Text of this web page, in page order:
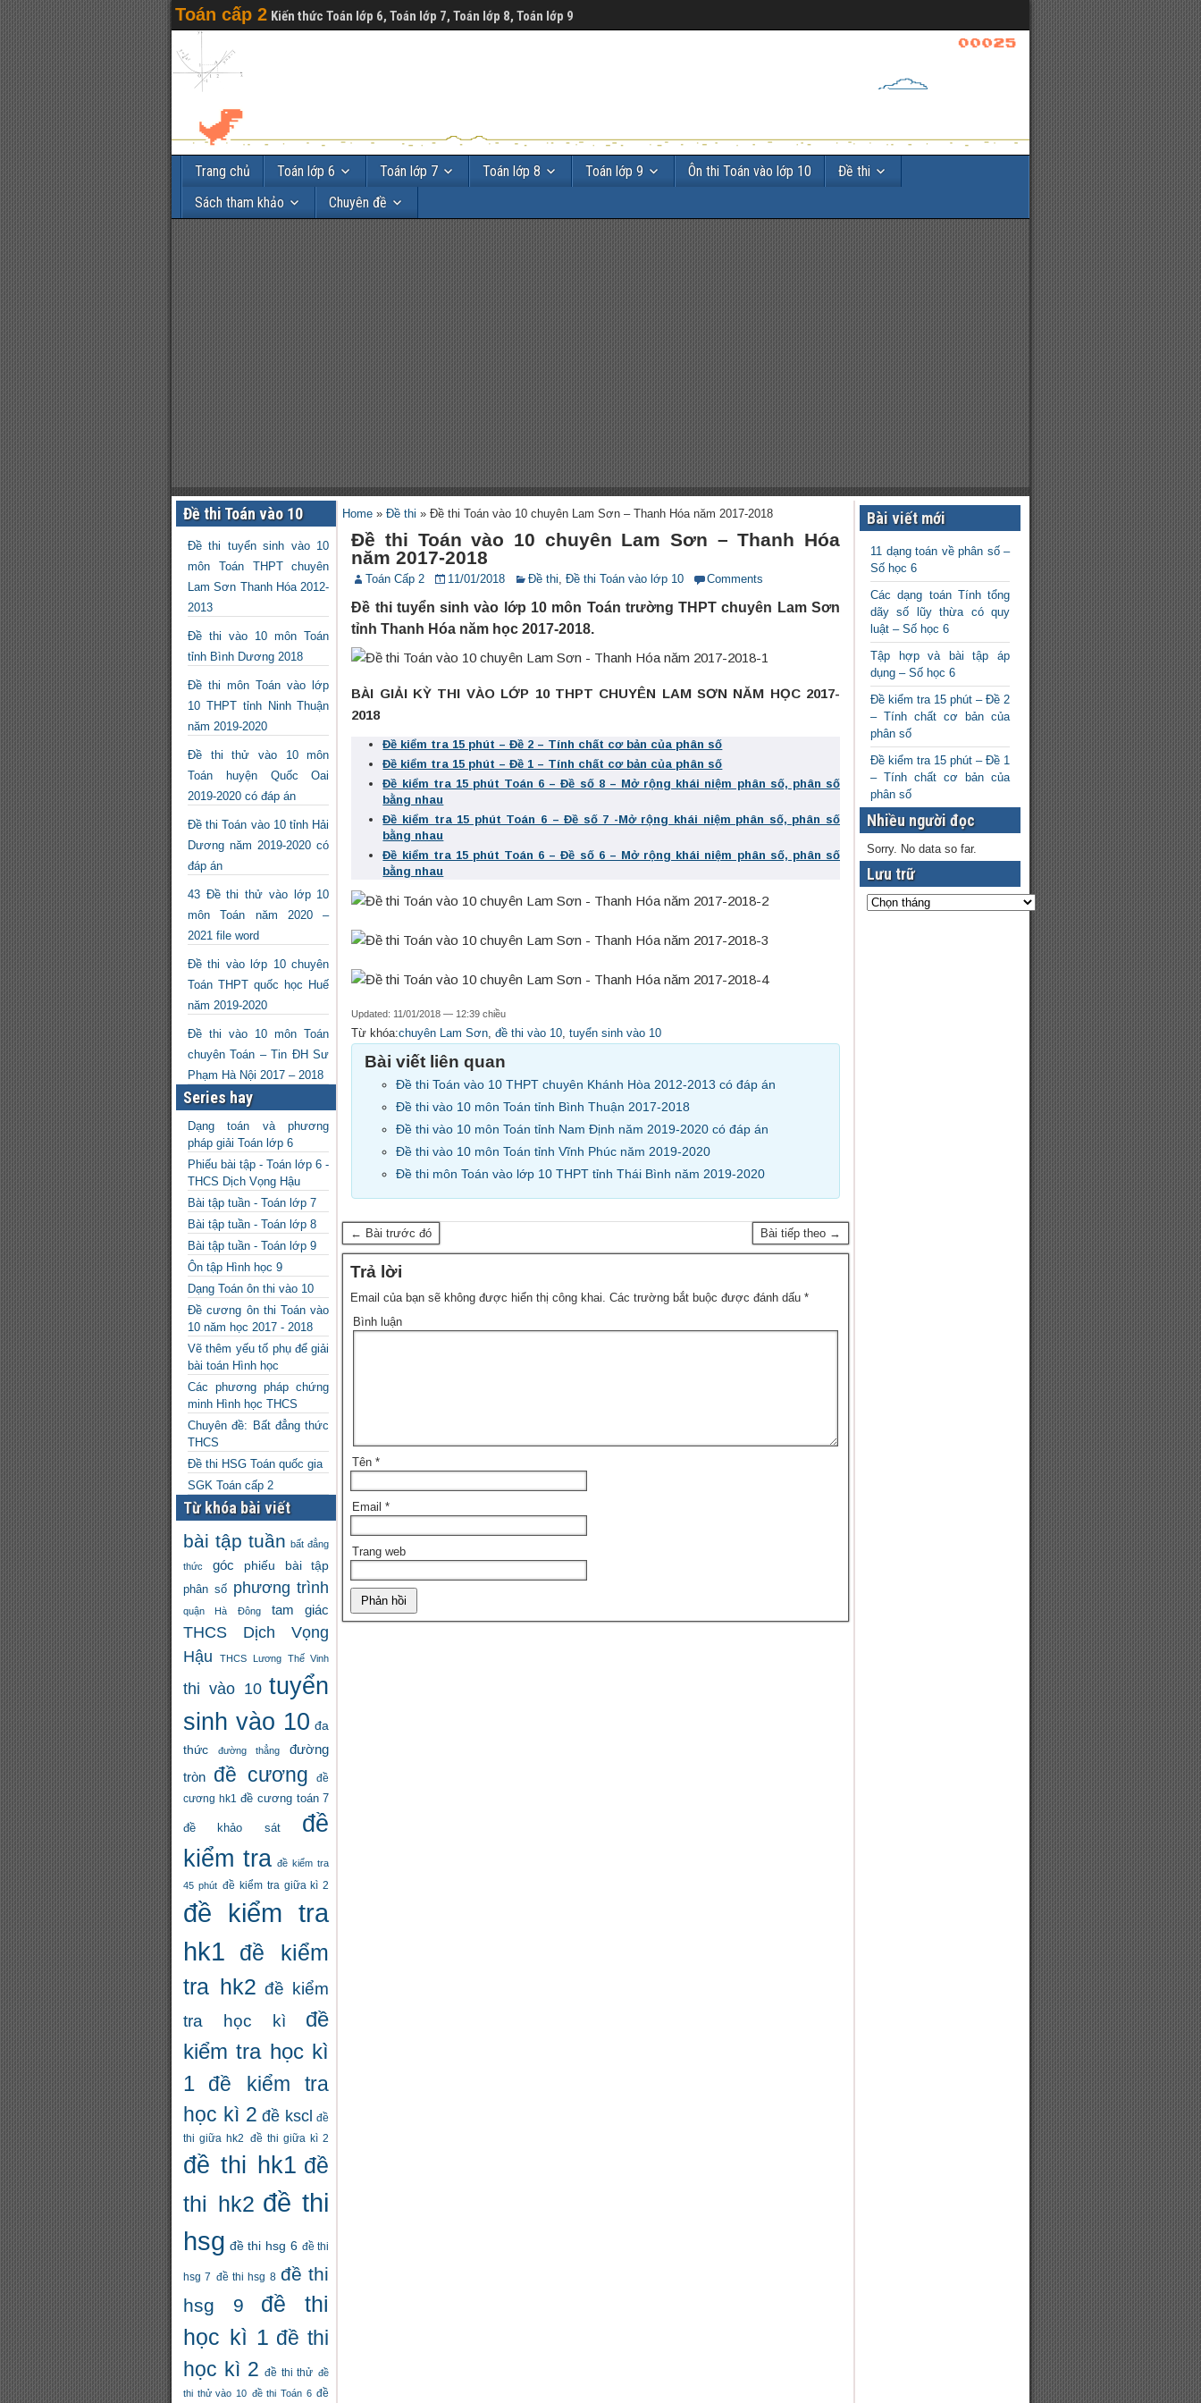
Toán cấp 2 Kiến thức Toán lớp 6, Toán lớp 7, Toán lớp 8, Toán lớp 9
Trang chủ Toán lớp 6 Toán lớp 7 Toán lớp 8 Toán lớp 9 Ôn thi Toán vào lớp 10
Đề thi
Sách tham khảo
Chuyên đề
Đề thi Toán vào 10
Đề thi tuyển sinh vào 10
môn Toán THPT chuyên
Lam Sơn Thanh Hóa 2012-
2013
Đề thi vào 10 môn Toán
tỉnh Bình Dương 2018
Đề thi môn Toán vào lớp
10 THPT tỉnh Ninh Thuận
năm 2019-2020
Đề thi thử vào 10 môn
Toán huyện Quốc Oai
2019-2020 có đáp án
Đề thi Toán vào 10 tỉnh Hải
Dương năm 2019-2020 có
đáp án
43 Đề thi thử vào lớp 10
môn Toán năm 2020 –
2021 file word
Đề thi vào lớp 10 chuyên
Toán THPT quốc học Huế
năm 2019-2020
Đề thi vào 10 môn Toán
chuyên Toán – Tin ĐH Sư
Phạm Hà Nội 2017 – 2018
Series hay
Dạng toán và phương
pháp giải Toán lớp 6
Phiếu bài tập - Toán lớp 6 -
THCS Dịch Vọng Hậu
Bài tập tuần - Toán lớp 7
Bài tập tuần - Toán lớp 8
Bài tập tuần - Toán lớp 9
Ôn tập Hình học 9
Dạng Toán ôn thi vào 10
Đề cương ôn thi Toán vào
10 năm học 2017 - 2018
Vẽ thêm yếu tố phụ để giải
bài toán Hình học
Các phương pháp chứng
minh Hình học THCS
Chuyên đề: Bất đẳng thức
THCS
Đề thi HSG Toán quốc gia
SGK Toán cấp 2
Từ khóa bài viết
bài tập tuần bất đẳng
thức góc phiếu bài tập
phân số phương trình
quận Hà Đông tam giác
THCS Dịch Vọng
Hậu
THCS Lương Thế Vinh
thi vào 10 tuyển
sinh vào 10 đa
thức
đường thẳng
đường
tròn đề cương
đề
cương hk1
đề cương toán 7
đề khảo sát
đề
kiểm tra đề kiểm tra
45 phút đề kiểm tra giữa kì 2
đề kiểm tra
hk1
đề kiểm
tra hk2 đề kiểm
tra học kì
đề
kiểm tra học kì
1
đề kiểm tra
học kì 2 đề kscl đề
thi giữa hk2 đề thi giữa kì 2
đề thi hk1 đề
thi hk2 đề thi
hsg đề thi hsg 6 đề thi
hsg 7 đề thi hsg 8 đề thi
hsg 9
đề thi
học kì 1 đề thi
học kì 2 đề thi thử đề
thi thử vào 10 đề thi Toán 6 đề
Home »Đề thi »Đề thi Toán vào 10 chuyên Lam Sơn – Thanh Hóa năm 2017-2018
Đề thi Toán vào 10 chuyên Lam Sơn – Thanh Hóa
năm 2017-2018
Toán Cấp 2 11/01/2018 Đề thi,Đề thi Toán vào lớp 10 Comments
Đề thi tuyển sinh vào lớp 10 môn Toán trường THPT chuyên Lam Sơn
tỉnh Thanh Hóa năm học 2017-2018.
BÀI GIẢI KỲ THI VÀO LỚP 10 THPT CHUYÊN LAM SƠN NĂM HỌC 2017-
2018
Đề kiểm tra 15 phút – Đề 2 – Tính chất cơ bản của phân số
Đề kiểm tra 15 phút – Đề 1 – Tính chất cơ bản của phân số
Đề kiểm tra 15 phút Toán 6 – Đề số 8 – Mở rộng khái niệm phân số, phân số
bằng nhau
Đề kiểm tra 15 phút Toán 6 – Đề số 7 -Mở rộng khái niệm phân số, phân số
bằng nhau
Đề kiểm tra 15 phút Toán 6 – Đề số 6 – Mở rộng khái niệm phân số, phân số
bằng nhau
Updated: 11/01/2018 — 12:39 chiều
Từ khóa:chuyên Lam Sơn,đề thi vào 10,tuyển sinh vào 10
Bài viết liên quan
Đề thi Toán vào 10 THPT chuyên Khánh Hòa 2012-2013 có đáp án
Đề thi vào 10 môn Toán tỉnh Bình Thuận 2017-2018
Đề thi vào 10 môn Toán tỉnh Nam Định năm 2019-2020 có đáp án
Đề thi vào 10 môn Toán tỉnh Vĩnh Phúc năm 2019-2020
Đề thi môn Toán vào lớp 10 THPT tỉnh Thái Bình năm 2019-2020
← Bài trước đó Bài tiếp theo →
Trả lời
Email của bạn sẽ không được hiển thị công khai. Các trường bắt buộc được đánh dấu*
Bình luận
Tên*
Email*
Trang web
Bài viết mới
11 dạng toán về phân số –
Số học 6
Các dạng toán Tính tổng
dãy số lũy thừa có quy
luật – Số học 6
Tập hợp và bài tập áp
dụng – Số học 6
Đề kiểm tra 15 phút – Đề 2
– Tính chất cơ bản của
phân số
Đề kiểm tra 15 phút – Đề 1
– Tính chất cơ bản của
phân số
Nhiều người đọc
Sorry. No data so far.
Lưu trữ